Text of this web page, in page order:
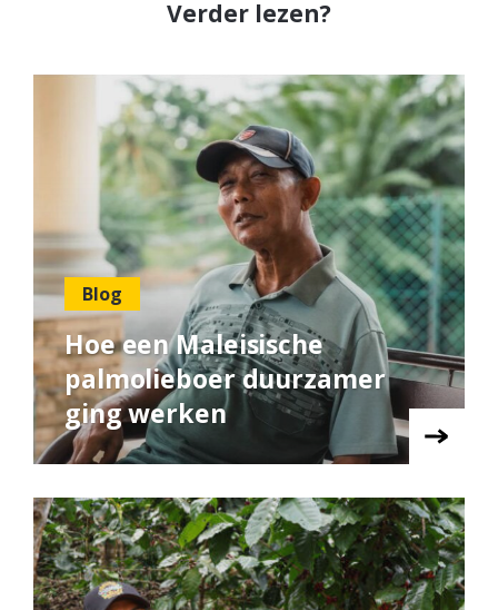
Verder lezen?
Blog
Hoe een Maleisische
palmolieboer duurzamer
ging werken